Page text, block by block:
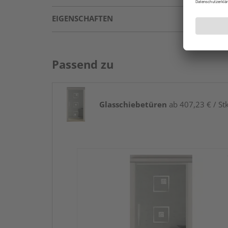
EIGENSCHAFTEN
Passend zu
Glasschiebetüren ab 407,23 € /